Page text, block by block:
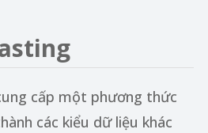
cấp một phương thức
các kiểu dữ liệu khác